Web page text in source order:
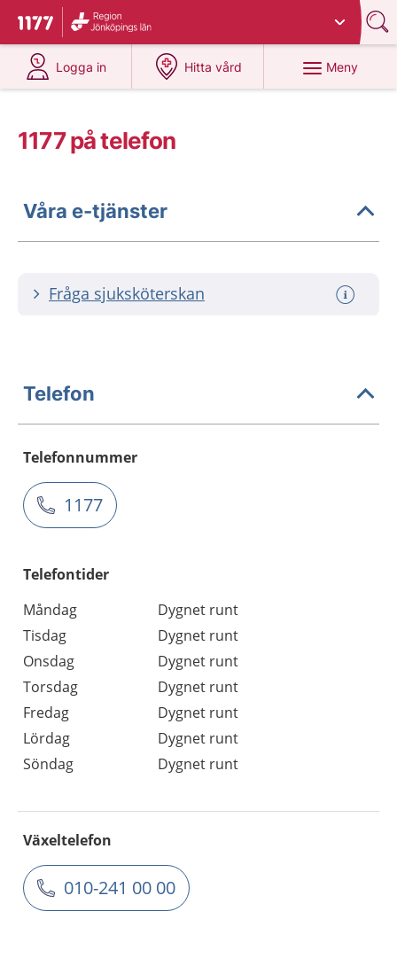
Till startsidan för 1177
Du har valt region
Logga in
på 1177.se
Hitta vård
på 1177.se
Meny
1177 på telefon
Våra e-tjänster
Fråga sjuksköterskan
Telefon
Telefonnummer
1177
Telefontider
Måndag
Dygnet runt
Tisdag
Dygnet runt
Onsdag
Dygnet runt
Torsdag
Dygnet runt
Fredag
Dygnet runt
Lördag
Dygnet runt
Söndag
Dygnet runt
Växeltelefon
010-241 00 00